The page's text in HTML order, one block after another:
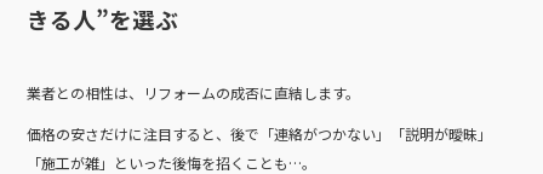
きる人”を選ぶ
業者との相性は、リフォームの成否に直結します。
価格の安さだけに注目すると、後で「連絡がつかない」「説明が曖昧」
「施工が雑」といった後悔を招くことも…。